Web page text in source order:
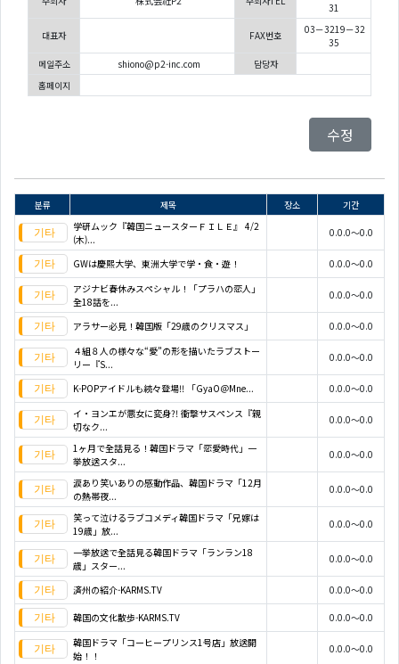
31
대표자 FAX번호
03－3219－32
35
메일주소
shiono@p2-inc.com
담당자
홈페이지
수정
분류 제목 장소
기간
学研ムック『韓国ニュースターＦＩＬＥ』 4/2
(木)...
0.0.0～0.0
GWは慶熙大学、東洲大学で学・食・遊！
0.0.0～0.0
アジナビ春休みスペシャル！「プラハの恋人」
全18話を...
0.0.0～0.0
アラサー必見！韓国版「29歳のクリスマス」
0.0.0～0.0
４組８人の様々な“愛”の形を描いたラブストー
リー『S...
0.0.0～0.0
K-POPアイドルも続々登場!! 「GyaO＠Mne...
0.0.0～0.0
イ・ヨンエが悪女に変身?! 衝撃サスペンス『親
切なク...
0.0.0～0.0
1ヶ月で全話見る！韓国ドラマ「恋愛時代」一
挙放送スタ...
0.0.0～0.0
涙あり笑いありの感動作品、韓国ドラマ「12月
の熱帯夜...
0.0.0～0.0
笑って泣けるラブコメディ韓国ドラマ「兄嫁は
19歳」放...
0.0.0～0.0
一挙放送で全話見る韓国ドラマ「ランラン18
歳」スター...
0.0.0～0.0
済州の紹介-KARMS.TV 0.0.0～0.0
韓国の文化散歩-KARMS.TV
0.0.0～0.0
韓国ドラマ「コーヒープリンス1号店」放送開
始！！
0.0.0～0.0